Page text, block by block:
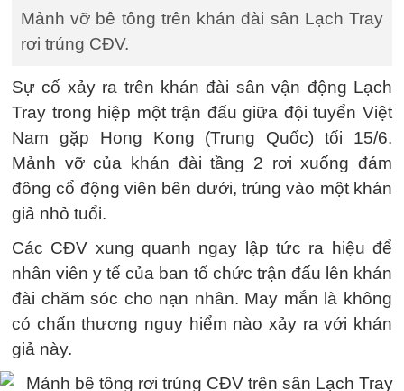
Mảnh vỡ bê tông trên khán đài sân Lạch Tray
rơi trúng CĐV.
Sự cố xảy ra trên khán đài sân vận động Lạch
Tray trong hiệp một trận đấu giữa đội tuyển Việt
Nam gặp Hong Kong (Trung Quốc) tối 15/6.
Mảnh vỡ của khán đài tầng 2 rơi xuống đám
đông cổ động viên bên dưới, trúng vào một khán
giả nhỏ tuổi.
Các CĐV xung quanh ngay lập tức ra hiệu để
nhân viên y tế của ban tổ chức trận đấu lên khán
đài chăm sóc cho nạn nhân. May mắn là không
có chấn thương nguy hiểm nào xảy ra với khán
giả này.